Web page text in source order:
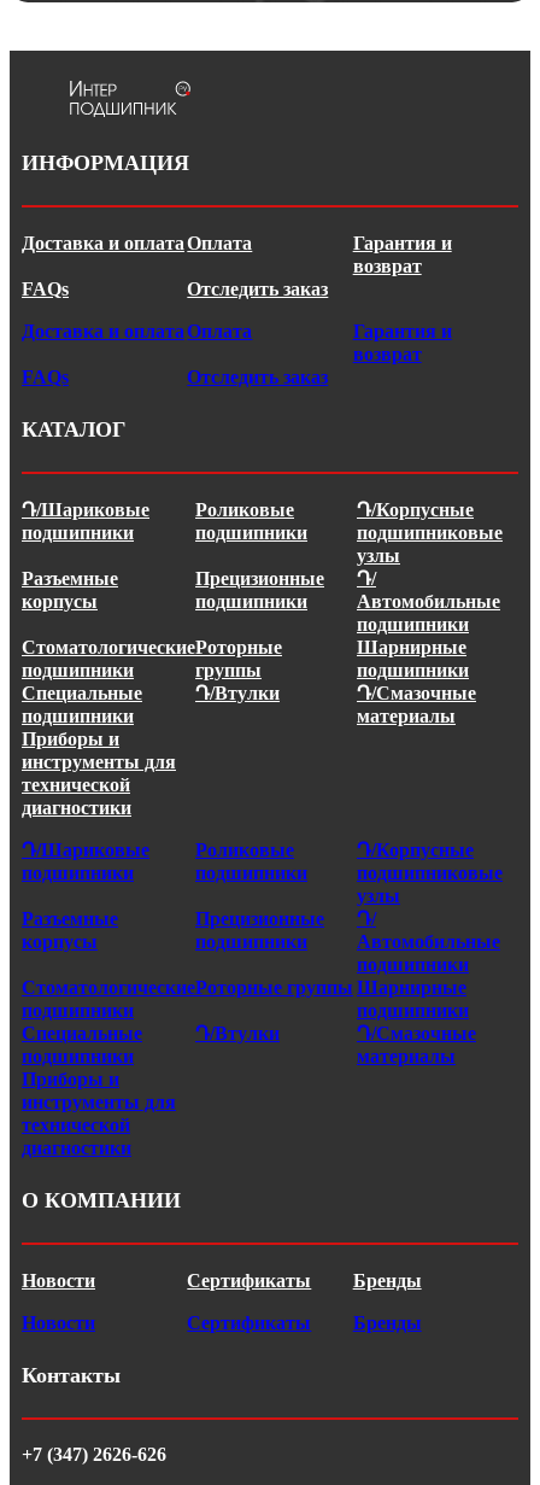
ИНФОРМАЦИЯ
Доставка и оплатаОплата
Гарантия и
возврат
FAQs
Отследить заказ
Доставка и оплатаОплата
Гарантия и
возврат
FAQs
Отследить заказ
КАТАЛОГ
Դ/Шариковые
подшипники
Роликовые
подшипники
Դ/Корпусные
подшипниковые
узлы
Разъемные
корпусы
Прецизионные
подшипники
Դ/
Автомобильные
подшипники
Стоматологические
подшипники
Роторные
группы
Шарнирные
подшипники
Специальные
подшипники
Դ/Втулки
Դ/Смазочные
материалы
Приборы и
инструменты для
технической
диагностики
Դ/Шариковые
подшипники
Роликовые
подшипники
Դ/Корпусные
подшипниковые
узлы
Разъемные
корпусы
Прецизионные
подшипники
Դ/
Автомобильные
подшипники
Стоматологические
подшипники
Роторные группы Шарнирные
подшипники
Специальные
подшипники
Դ/Втулки
Դ/Смазочные
материалы
Приборы и
инструменты для
технической
диагностики
О КОМПАНИИ
Новости Сертификаты Бренды
Новости Сертификаты Бренды
Контакты
+7 (347) 2626-626